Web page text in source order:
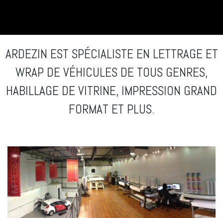
ARDEZIN EST SPÉCIALISTE EN LETTRAGE ET
WRAP DE VÉHICULES DE TOUS GENRES,
HABILLAGE DE VITRINE, IMPRESSION GRAND
FORMAT ET PLUS.